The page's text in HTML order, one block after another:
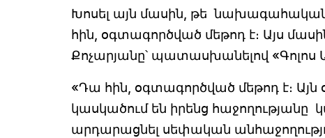
Խոսել այն մասին, թե նախագահական
հին, օգտագործված մեթոդ է։ Այս
Քոչարյանը՝ պատասխանելով «Գոլոս
«Դա հին, օգտագործված մեթոդ է։ Այն
կասկածում են իրենց
արդարացնել սեփական